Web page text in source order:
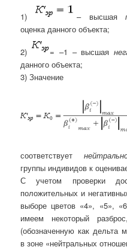
1) – высшая
оценка данного объекта;
2) = –1 – высшая
данного объекта;
3) Значение
соответствует
группы индивидов к
С учетом проверки
положительных и
выборе цветов «4», «5»,
имеем некоторый
(обозначенную как дельта
в зоне «нейтральных